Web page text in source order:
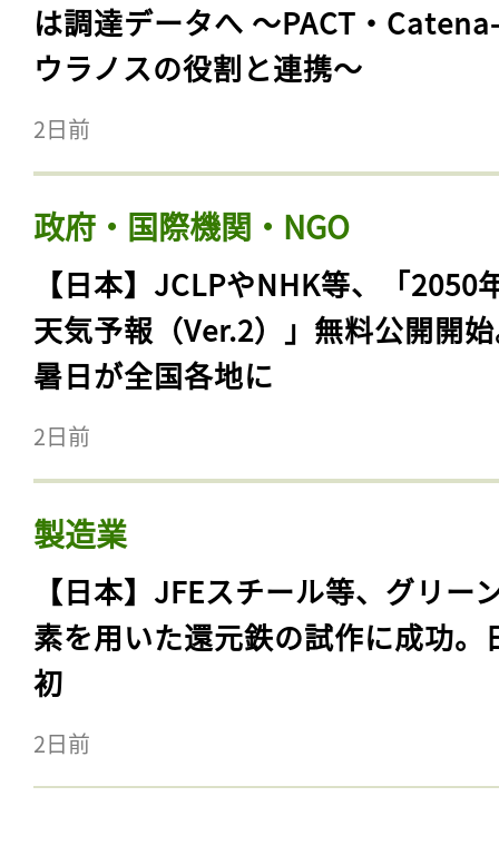
は調達データへ 〜PACT・
ウラノスの役割と連携〜
2日前
政府・国際機関・NGO
【日本】JCLPやNHK等、「2050
天気予報（Ver.2）」無料公開開
暑日が全国各地に
2日前
製造業
【日本】JFEスチール等、グリー
素を用いた還元鉄の試作に成功。
初
2日前